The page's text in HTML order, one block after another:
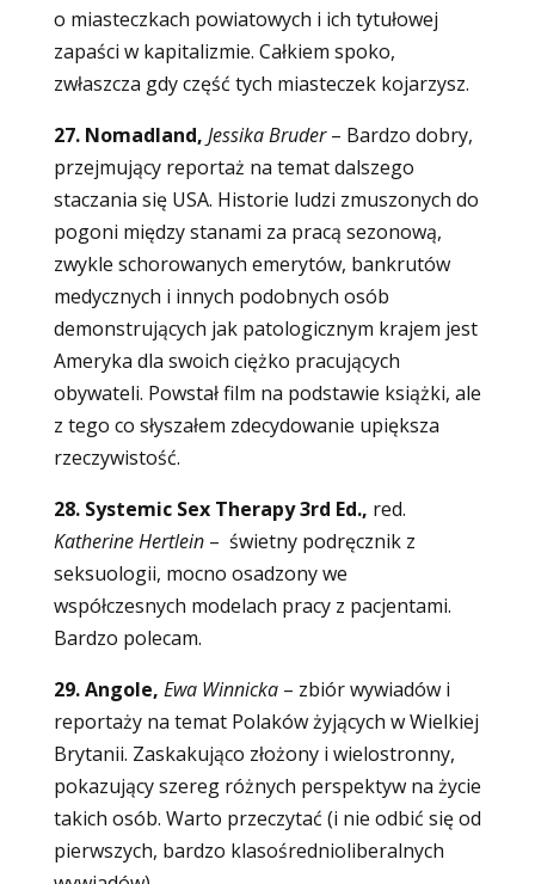
o miasteczkach powiatowych i ich tytułowej
zapaści w kapitalizmie. Całkiem spoko,
zwłaszcza gdy część tych miasteczek kojarzysz.
27. Nomadland, Jessika Bruder– Bardzo dobry,
przejmujący reportaż na temat dalszego
staczania się USA. Historie ludzi zmuszonych do
pogoni między stanami za pracą sezonową,
zwykle schorowanych emerytów, bankrutów
medycznych i innych podobnych osób
demonstrujących jak patologicznym krajem jest
Ameryka dla swoich ciężko pracujących
obywateli. Powstał film na podstawie książki, ale
z tego co słyszałem zdecydowanie upiększa
rzeczywistość.
28. Systemic Sex Therapy 3rd Ed., red.
Katherine Hertlein– świetny podręcznik z
seksuologii, mocno osadzony we
współczesnych modelach pracy z pacjentami.
Bardzo polecam.
29. Angole, Ewa Winnicka– zbiór wywiadów i
reportaży na temat Polaków żyjących w Wielkiej
Brytanii. Zaskakująco złożony i wielostronny,
pokazujący szereg różnych perspektyw na życie
takich osób. Warto przeczytać (i nie odbić się od
pierwszych, bardzo klasośrednioliberalnych